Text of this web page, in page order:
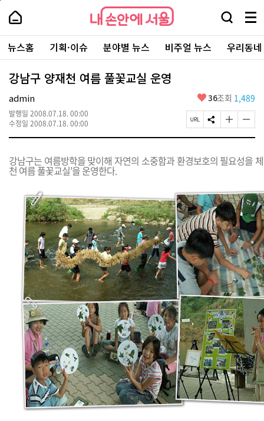
본
로
가
내
손
안
에
서
울
-
서
울
시
대
표
소
포
털
내
손
에
울
검
창
열
기
메
뉴
전
체
보
주
요
서
뉴스홈 기획·이슈 분야별 뉴스 비주얼 뉴스 우리동
강남구 양재천 여름 풀꽃교실 운영
admin
발행일 2008.07.18. 00:00
수정일 2008.07.18. 00:00
좋
요
36조회 1,489
페
이
U
R
사
S
N
공
유
글
자
기
크
경
하
기
글
자
기
작
경
하
기
강남구는 여름방학을 맞이해 자연의 소중함과 환경보호의 필요성을
천 여름 풀꽃교실’을 운영한다.
페
상
단
로